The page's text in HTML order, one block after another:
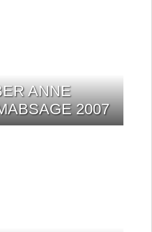
ANNE
2007